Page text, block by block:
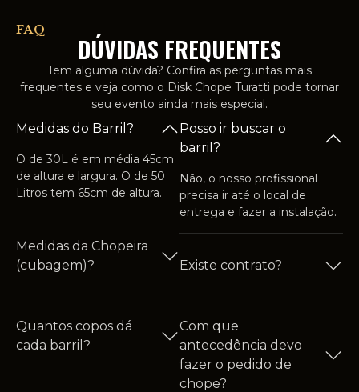
FAQ
DÚVIDAS FREQUENTES
Tem alguma dúvida? Confira as perguntas mais
frequentes e veja como o Disk Chope Turatti pode tornar
seu evento ainda mais especial.
Medidas do Barril?
O de 30L é em média 45cm
de altura e largura. O de 50
Litros tem 65cm de altura.
Medidas da Chopeira
(cubagem)?
Quantos copos dá
cada barril?
Posso ir buscar o
barril?
Não, o nosso profissional
precisa ir até o local de
entrega e fazer a instalação.
Existe contrato?
Com que
antecedência devo
fazer o pedido de
chope?